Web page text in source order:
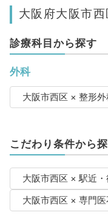
大阪府大阪市
診療科目から探す
外科
大阪市西区 × 整形外
こだわり条件から
大阪市西区 × 駅近
大阪市西区 × 専門医